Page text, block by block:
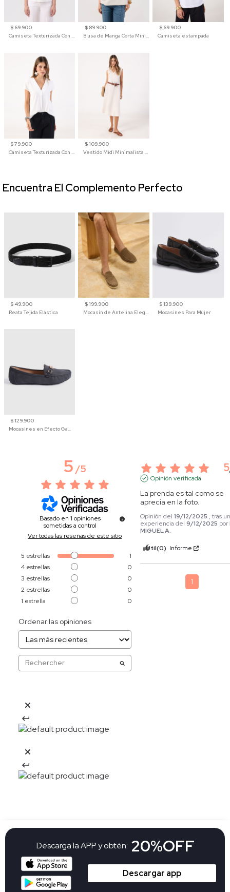
$ 69.900
Camiseta Texturizada Con Hombro Caído Para Mujer
$ 89.900
Blusa de Manga Corta Minimalista para Mujer
$ 69.900
Camiseta estampada
$ 79.900
Camiseta Texturizada Con Cuello En V Para Mujer
$ 109.900
Vestido Midi Minimalista De Silueta Amplia
$ 49.900
Reata Tejida Elástica
$ 199.900
Mocasín de Antelina Elegante con Suela de Contraste Para Hombre
$ 139.900
Mocasines Para Mujer
$ 129.900
Mocasines en Efecto Gamuzado Para Mujer
Encuentra El Complemento Perfecto
5/5
Basado en1 opiniones
sometidas a control
Ver todas las reseñas de este sitio
5 estrellas
1
4 estrellas
0
3 estrellas
0
2 estrellas
0
1 estrella 0
Ordenar las opiniones
5
Opinión verificada
La prenda es tal como se
aprecia en la foto.
Opinión del19/12/2025 , tras
experiencia del9/12/2025 por
MIGUEL A.
Útil(0) Informe
1
Descarga la APP y obtén: 20%OFF
Descargar app